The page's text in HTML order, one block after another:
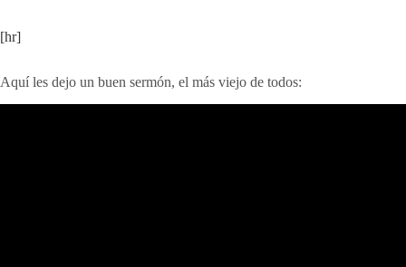
[hr]
Aquí les dejo un buen sermón, el más viejo de todos: